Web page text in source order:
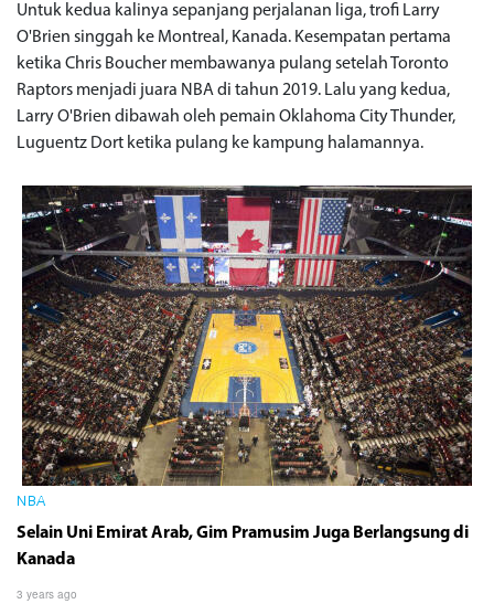
Untuk kedua kalinya sepanjang perjalanan liga, trofi Larry
O'Brien singgah ke Montreal, Kanada. Kesempatan pertama
ketika Chris Boucher membawanya pulang setelah Toronto
Raptors menjadi juara NBA di tahun 2019. Lalu yang kedua,
Larry O'Brien dibawah oleh pemain Oklahoma City Thunder,
Luguentz Dort ketika pulang ke kampung halamannya.
NBA
Selain Uni Emirat Arab, Gim Pramusim Juga Berlangsung di
Kanada
3 years ago